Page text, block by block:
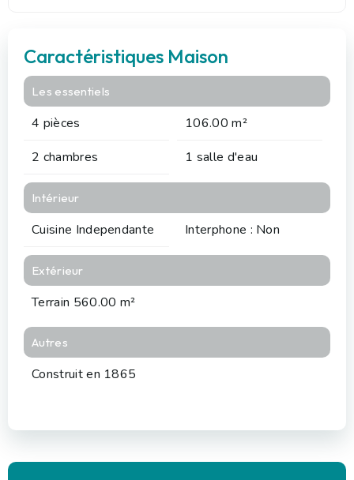
Caractéristiques Maison
Les essentiels
4 pièces
106.00 m²
2 chambres
1 salle d'eau
Intérieur
Cuisine Independante Interphone : Non
Extérieur
Terrain 560.00 m²
Autres
Construit en 1865